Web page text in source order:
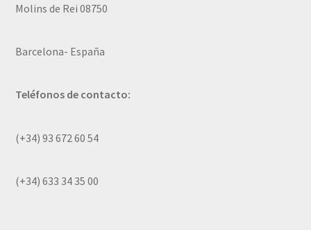
Molins de Rei 08750
Barcelona- España
Teléfonos de contacto:
(+34) 93 672 60 54
(+34) 633 34 35 00